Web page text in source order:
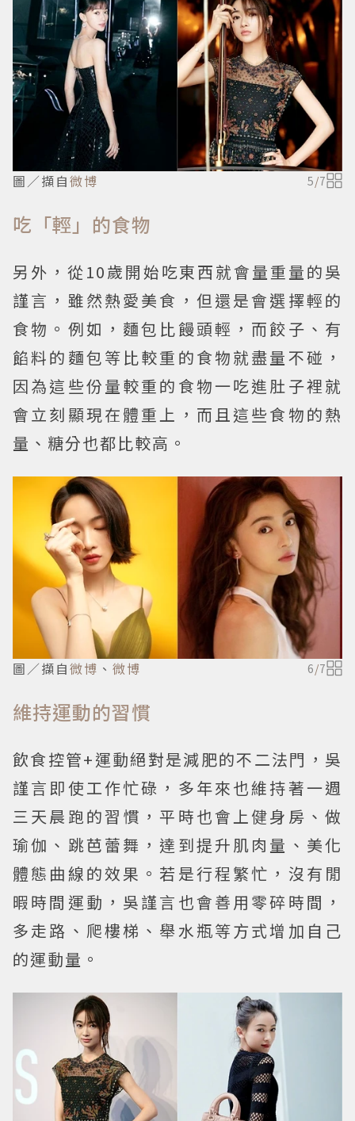
圖／擷自微博 5/7
吃「輕」的食物
另外，從10歲開始吃東西就會量重量的吳
謹言，雖然熱愛美食，但還是會選擇輕的
食物。例如，麵包比饅頭輕，而餃子、有
餡料的麵包等比較重的食物就盡量不碰，
因為這些份量較重的食物一吃進肚子裡就
會立刻顯現在體重上，而且這些食物的熱
量、糖分也都比較高。
圖／擷自微博 、 微博 6/7
維持運動的習慣
飲食控管+運動絕對是減肥的不二法門，吳
謹言即使工作忙碌，多年來也維持著一週
三天晨跑的習慣，平時也會上健身房、做
瑜伽、跳芭蕾舞，達到提升肌肉量、美化
體態曲線的效果。若是行程繁忙，沒有閒
暇時間運動，吳謹言也會善用零碎時間，
多走路、爬樓梯、舉水瓶等方式增加自己
的運動量。